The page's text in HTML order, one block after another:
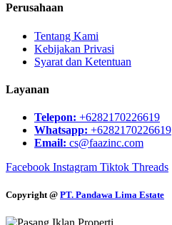
Perusahaan
Tentang Kami
Kebijakan Privasi
Syarat dan Ketentuan
Layanan
Telepon: +6282170226619
Whatsapp: +6282170226619
Email: cs@faazinc.com
Facebook Instagram Tiktok Threads
Copyright @ PT. Pandawa Lima Estate